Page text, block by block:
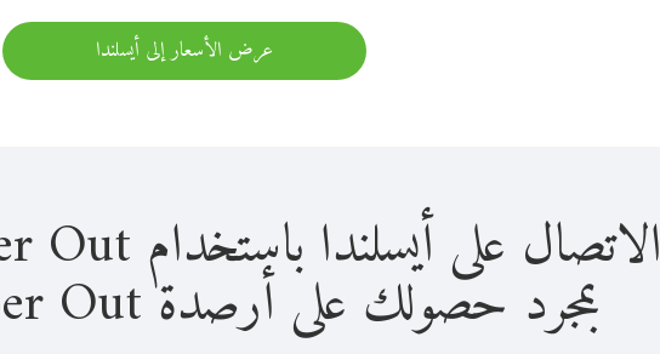
عرض الأسعار إلى أيسلندا
الاتصال على أيسلندا باستخدام Viber Out سهل للغاية.
بمجرد حصولك على أرصدة Viber Out، يمكنك: